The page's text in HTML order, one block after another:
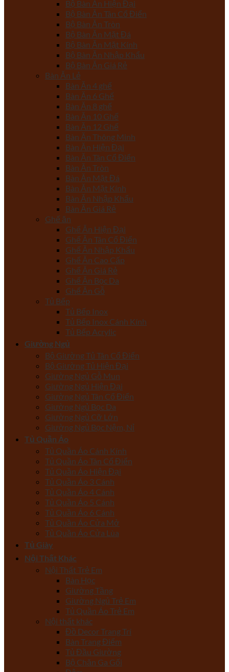
Bộ Bàn Ăn Hiện Đại
Bộ Bàn Ăn Tân Cổ Điển
Bộ Bàn Ăn Tròn
Bộ Bàn Ăn Mặt Đá
Bộ Bàn Ăn Mặt Kính
Bộ Bàn Ăn Nhập Khẩu
Bộ Bàn Ăn Giá Rẻ
Bàn Ăn Lẻ
Bàn Ăn 4 ghế
Bàn Ăn 6 Ghế
Bàn Ăn 8 ghế
Bàn Ăn 10 Ghế
Bàn Ăn 12 Ghế
Bàn Ăn Thông Minh
Bàn Ăn Hiện Đại
Bàn Ăn Tân Cổ Điển
Bàn Ăn Tròn
Bàn Ăn Mặt Đá
Bàn Ăn Mặt Kính
Bàn Ăn Nhập Khẩu
Bàn Ăn Giá Rẻ
Ghế ăn
Ghế Ăn Hiện Đại
Ghế Ăn Tân Cổ Điển
Ghế Ăn Nhập Khẩu
Ghế Ăn Cao Cấp
Ghế Ăn Giá Rẻ
Ghế Ăn Bọc Da
Ghế Ăn Gỗ
Tủ Bếp
Tủ Bếp Inox
Tủ Bếp Inox Cánh Kính
Tủ Bếp Acrylic
Giường Ngủ
Bộ Giường Tủ Tân Cổ Điển
Bộ Giường Tủ Hiện Đại
Giường Ngủ Gỗ Mun
Giường Ngủ Hiện Đại
Giường Ngủ Tân Cổ Điển
Giường Ngủ Bọc Da
Giường Ngủ Cỡ Lớn
Giường Ngủ Bọc Nệm, Nỉ
Tủ Quần Áo
Tủ Quần Áo Cánh Kính
Tủ Quần Áo Tân Cổ Điển
Tủ Quần Áo Hiện Đại
Tủ Quần Áo 3 Cánh
Tủ Quần Áo 4 Cánh
Tủ Quần Áo 5 Cánh
Tủ Quần Áo 6 Cánh
Tủ Quần Áo Cửa Mở
Tủ Quần Áo Cửa Lùa
Tủ Giày
Nội Thất Khác
Nội Thất Trẻ Em
Bàn Học
Giường Tầng
Giường Ngủ Trẻ Em
Tủ Quần Áo Trẻ Em
Nội thất khác
Đồ Decor Trang Trí
Bàn Trang Điểm
Tủ Đầu Giường
Bộ Chăn Ga Gối